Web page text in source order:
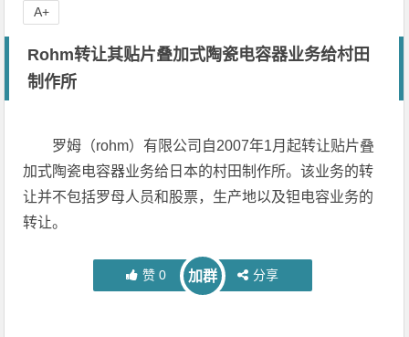
Rohm转让其贴片叠加式陶瓷电容器业务给村田
制作所
罗姆（rohm）有限公司自2007年1月起转让贴片叠
加式陶瓷电容器业务给日本的村田制作所。该业务的转
让并不包括罗母人员和股票，生产地以及钽电容业务的
转让。
赞 0 加群 分享
A+